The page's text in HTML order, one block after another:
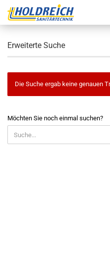
Erweiterte Suche
Die Suche ergab keine genauen
MÖCHTEN
SIE
NOCH
EINMAL
Möchten Sie noch einmal suchen?